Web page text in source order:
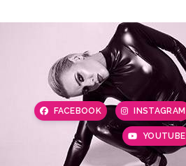
FACEBOOK INSTAGRAM
YOUTUBE